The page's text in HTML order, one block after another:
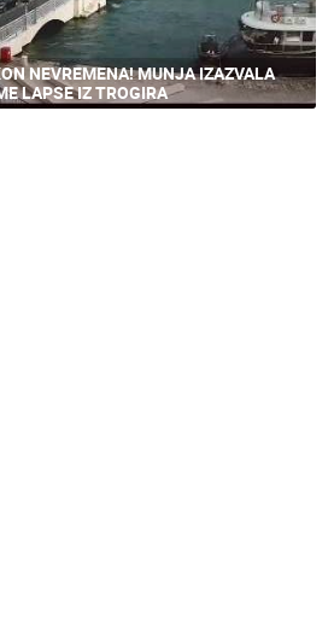
NEVREMENA! MUNJA IZAZVALA
LAPSE IZ TROGIRA